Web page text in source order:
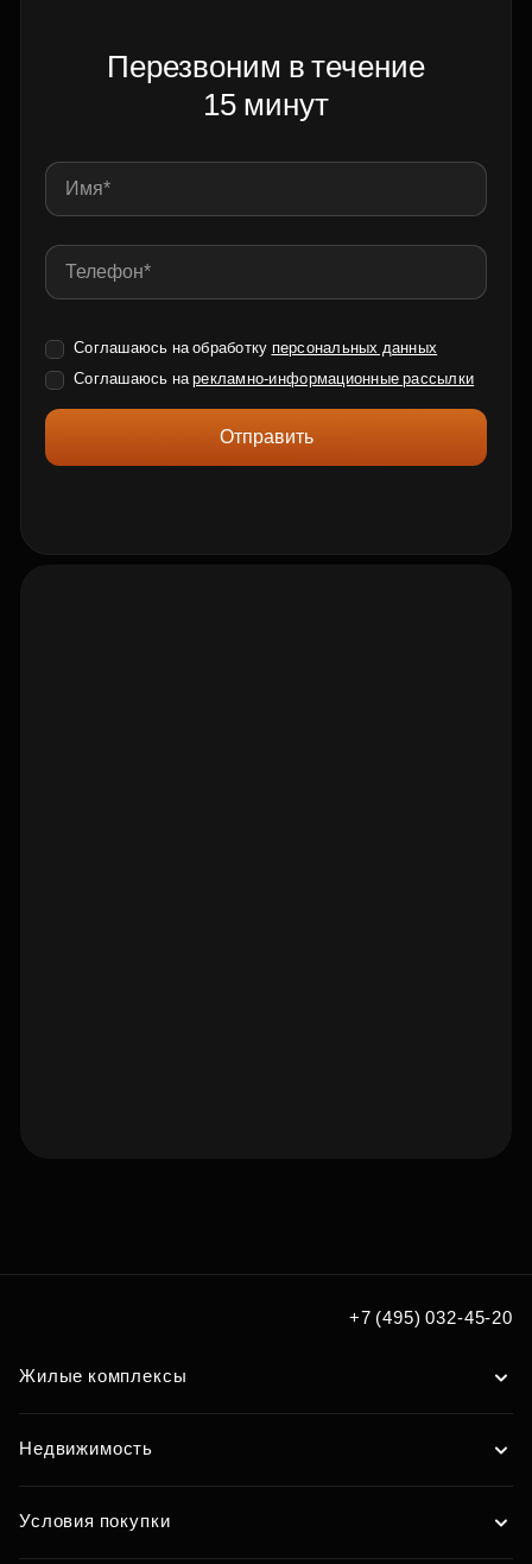
Перезвоним в течение
15 минут
Соглашаюсь на обработку персональных данных
Соглашаюсь нарекламно-информационные рассылки
Отправить
+7 (495) 032-45-20
Жилые комплексы
Недвижимость
Условия покупки